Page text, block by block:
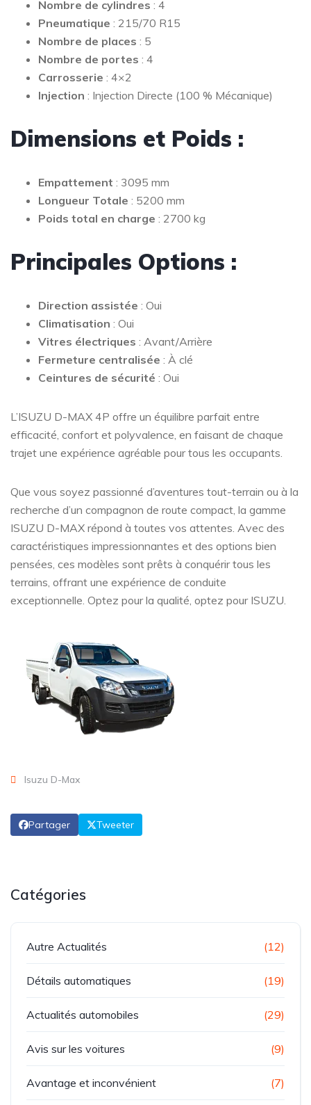
Nombre de cylindres : 4
Pneumatique : 215/70 R15
Nombre de places : 5
Nombre de portes : 4
Carrosserie : 4×2
Injection : Injection Directe (100 % Mécanique)
Dimensions et Poids :
Empattement : 3095 mm
Longueur Totale : 5200 mm
Poids total en charge : 2700 kg
Principales Options :
Direction assistée : Oui
Climatisation : Oui
Vitres électriques : Avant/Arrière
Fermeture centralisée : À clé
Ceintures de sécurité : Oui
L’ISUZU D-MAX 4P offre un équilibre parfait entre
efficacité, confort et polyvalence, en faisant de chaque
trajet une expérience agréable pour tous les occupants.
Que vous soyez passionné d’aventures tout-terrain ou à la
recherche d’un compagnon de route compact, la gamme
ISUZU D-MAX répond à toutes vos attentes. Avec des
caractéristiques impressionnantes et des options bien
pensées, ces modèles sont prêts à conquérir tous les
terrains, offrant une expérience de conduite
exceptionnelle. Optez pour la qualité, optez pour ISUZU.
Isuzu D-Max
Partager Tweeter
Catégories
Autre Actualités (12)
Détails automatiques (19)
Actualités automobiles (29)
Avis sur les voitures (9)
Avantage et inconvénient (7)